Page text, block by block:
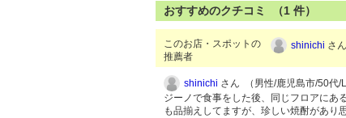
おすすめのクチコミ （1 件）
このお店・スポットの
推薦者
shinichi さ
shinichi さん （男性/鹿児島市/50代/
ジーノで食事をした後、同じフロアにあ
も品揃えしてますが、珍しい焼酎があり